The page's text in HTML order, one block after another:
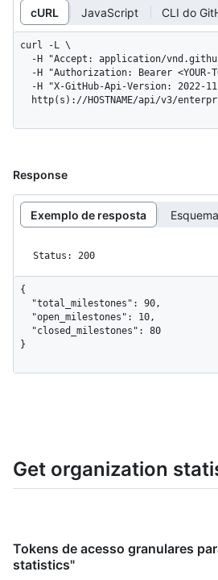
cURL JavaScript CLI do
curl -L \
http(s)://HOSTNAME/api/v3/
Response
Exemplo de resposta
Status: 200
{
}
Get organization
Tokens de acesso granulares
statistics"